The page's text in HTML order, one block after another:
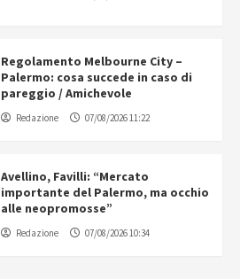
Regolamento Melbourne City –
Palermo: cosa succede in caso di
pareggio / Amichevole
Redazione 07/08/2026 11:22
Avellino, Favilli: “Mercato
importante del Palermo, ma occhio
alle neopromosse”
Redazione 07/08/2026 10:34